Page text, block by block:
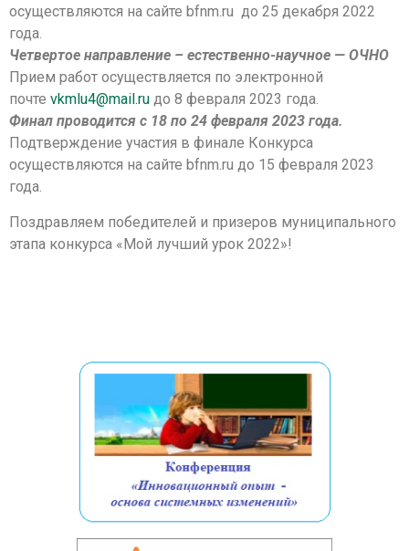
осуществляются на сайте bfnm.ru до 25 декабря 2022
года.
Четвертое направление – естественно-научное — ОЧНО
Прием работ осуществляется по электронной
почте vkmlu4@mail.ru до 8 февраля 2023 года.
Финал проводится с 18 по 24 февраля 2023 года.
Подтверждение участия в финале Конкурса
осуществляются на сайте bfnm.ru до 15 февраля 2023
года.
Поздравляем победителей и призеров муниципального
этапа конкурса «Мой лучший урок 2022»!